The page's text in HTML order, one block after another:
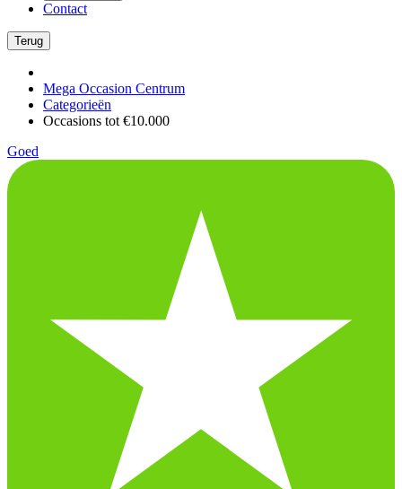
Contact
Terug
Mega Occasion Centrum
Categorieën
Occasions tot €10.000
Goed